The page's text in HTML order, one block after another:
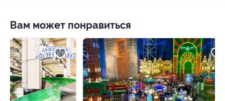
Вам может понравиться